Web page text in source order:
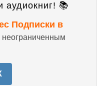
аудиокниг! 📚
Подписки в